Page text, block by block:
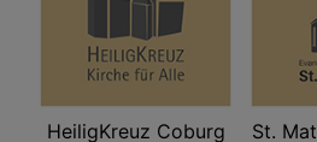
HeiligKreuz Coburg St.